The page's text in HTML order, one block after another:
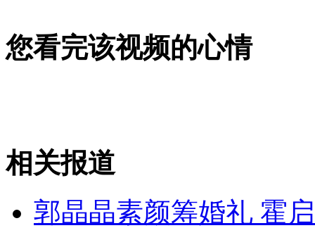
美选举日多地投票站出现混乱局面
女孩北京地铁殴打老人 痛下狠手拳打脚踢
您看完该视频的心情
相关报道
郭晶晶素颜筹婚礼 霍